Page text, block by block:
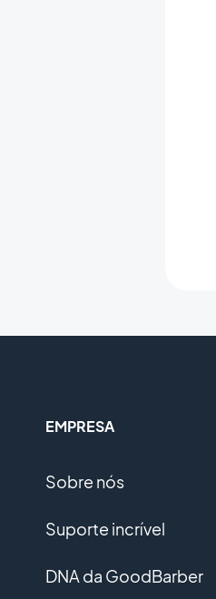
EMPRESA
Sobre nós
Suporte incrível
DNA da GoodBarber